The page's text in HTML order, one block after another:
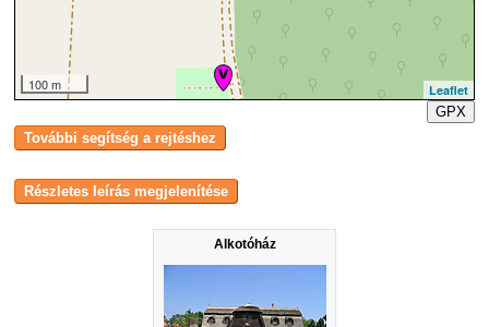
Alkotóház
100 m
Leaflet
GPX